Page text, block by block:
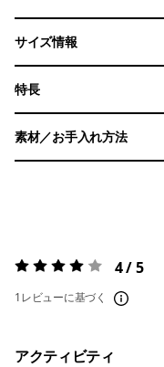
サイズ情報
特長
素材／お手入れ方法
評価:4 / 5 4 / 5
1レビューに基づく
アクティビティ